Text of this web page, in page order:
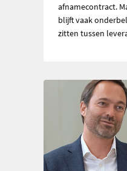
afnamecontract.
blijft vaak
zitten tussen